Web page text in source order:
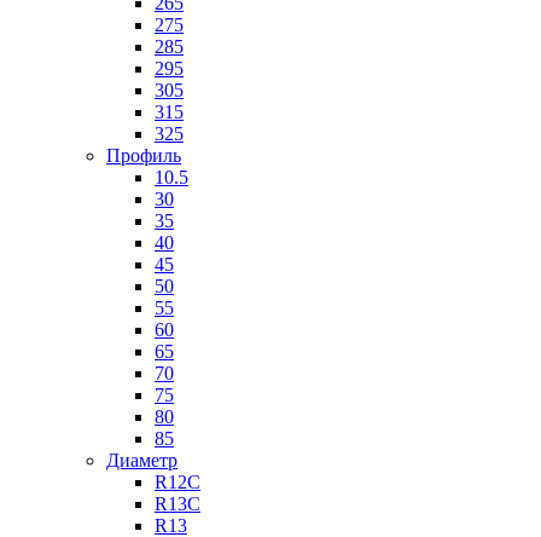
275
285
295
305
315
325
Профиль
10.5
30
35
40
45
50
55
60
65
70
75
80
85
Диаметр
R12C
R13C
R13